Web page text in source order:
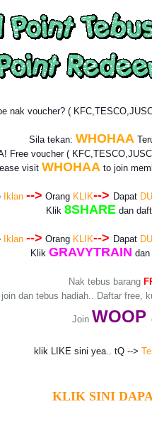
nak voucher? (
Sila tekan: WHOHAA
Free voucher(
visitWHOHAA to join
Iklan --> Orang KLIK--> Dapat
Klik8SHARE dan
Iklan --> Orang KLIK--> Dapat
Klik GRAVYTRAIN
Nak tebus barang
dan tebus hadiah.. Daftar free,
Join WOOP
klik LIKE sini yea.. tQ -->
KLIK SINI